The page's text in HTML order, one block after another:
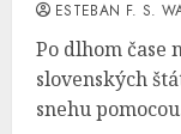
ESTEBAN F. S.
Po dlhom čase
slovenských
snehu